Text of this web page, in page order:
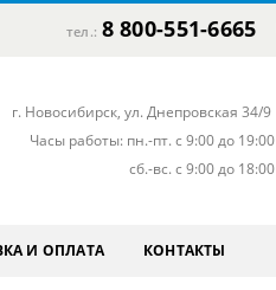
тел.: 8 800-551-6665
г. Новосибирск, ул. Днепровская 34/9
Часы работы: пн.-пт. с 9:00 до 19:00
сб.-вс. с 9:00 до 18:00
И ОПЛАТА КОНТАКТЫ